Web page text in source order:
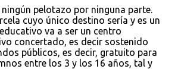
ningún pelotazo por ninguna parte.
cuyo único destino sería y es un
va a ser un centro
concertado, es decir sostenido
públicos, es decir, gratuito para
entre los 3 y los 16 años, tal y